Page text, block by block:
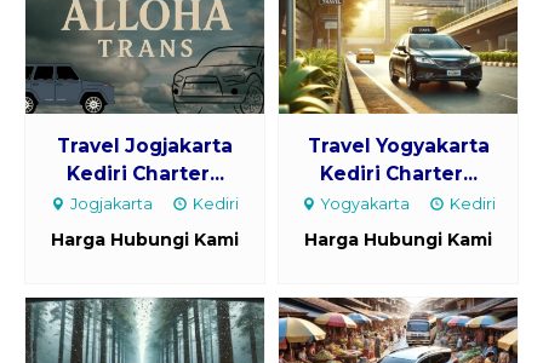
Travel Jogjakarta
Kediri Charter...
Jogjakarta Kediri
Harga Hubungi Kami
Travel Yogyakarta
Kediri Charter...
Yogyakarta Kediri
Harga Hubungi Kami